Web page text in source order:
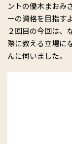
ントの優木まおみ
ーの資格を目指す
２回目の今回は、
際に教える立場に
んに伺いました。